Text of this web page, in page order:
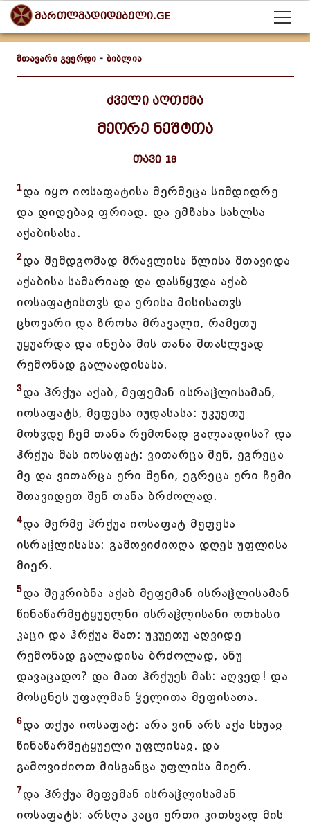
მართლმადიდებელი.GE
მთავარი გვერდი - ბიბლია
ძველი აღთქმა
მეორე ნეშტთა
თავი 18
1და იყო იოსაფატისა მერმეცა სიმდიდრე
და დიდებაჲ ფრიად. და ემზახა სახლსა
აქაბისასა.
2და შემდგომად მრავლისა წლისა შთავიდა
აქაბისა სამარიად და დასწყჳდა აქაბ
იოსაფატისთჳს და ერისა მისისათჳს
ცხოვარი და ზროხა მრავალი, რამეთუ
უყუარდა და ინება მის თანა შთასლვად
რემონად გალაადისასა.
3და ჰრქუა აქაბ, მეფემან ისრაჱლისამან,
იოსაფატს, მეფესა იუდასასა: უკუეთუ
მოხჳდე ჩემ თანა რემონად გალაადისა? და
ჰრქუა მას იოსაფატ: ვითარცა შენ, ეგრეცა
მე და ვითარცა ერი შენი, ეგრეცა ერი ჩემი
შთავიდეთ შენ თანა ბრძოლად.
4და მერმე ჰრქუა იოსაფატ მეფესა
ისრაჱლისასა: გამოვიძიოღა დღეს უფლისა
მიერ.
5და შეკრიბნა აქაბ მეფემან ისრაჱლისამან
წინაწარმეტყუელნი ისრაჱლისანი ოთხასი
კაცი და ჰრქუა მათ: უკუეთუ აღვიდე
რემონად გალადისა ბრძოლად, ანუ
დავაცადო? და მათ ჰრქუეს მას: აღვედ! და
მოსცნეს უფალმან ჴელითა მეფისათა.
6და თქუა იოსაფატ: არა ვინ არს აქა სხუაჲ
წინაწარმეტყუელი უფლისაჲ. და
გამოვიძიოთ მისგანცა უფლისა მიერ.
7და ჰრქუა მეფემან ისრაჱლისამან
იოსაფატს: არსღა კაცი ერთი კითხვად მის